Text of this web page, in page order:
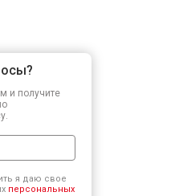
и получите
я даю свое
персональных